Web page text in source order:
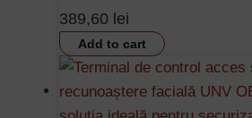
389,60 lei
Add to cart